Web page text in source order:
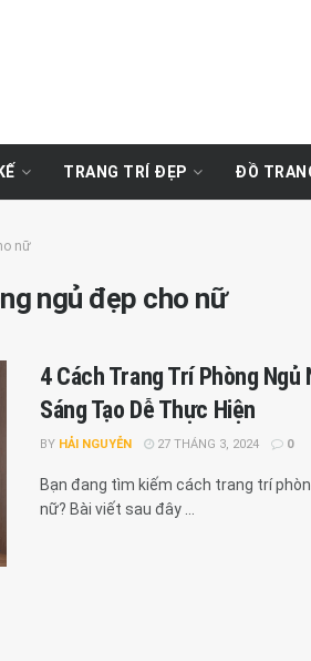
TRANG TRÍ ĐẸP ĐỒ
nữ
ngủ đẹp cho nữ
4 Cách Trang Trí Phòng
Sáng Tạo Dễ Thực Hiện
BY HẢI NGUYỄN 27 THÁNG 3, 2024 0
Bạn đang tìm kiếm cách trang trí
nữ? Bài viết sau đây ...